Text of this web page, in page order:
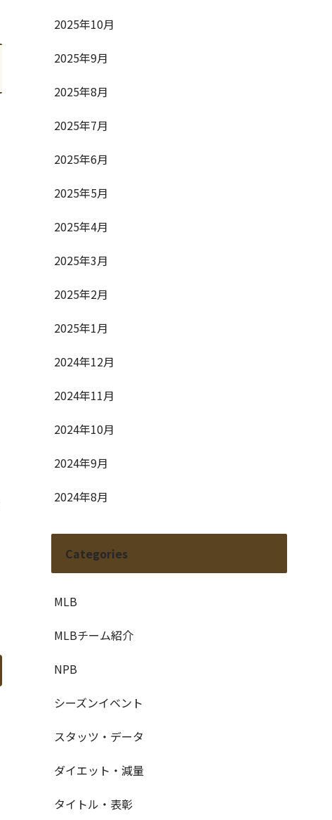
2025年10月
2025年9月
2025年8月
2025年7月
2025年6月
2025年5月
2025年4月
2025年3月
2025年2月
2025年1月
2024年12月
2024年11月
2024年10月
2024年9月
2024年8月
Categories
MLB
MLBチーム紹介
NPB
シーズンイベント
スタッツ・データ
ダイエット・減量
タイトル・表彰